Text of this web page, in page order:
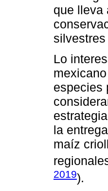
que lleva
Lo
especies
la
maíz
2019).